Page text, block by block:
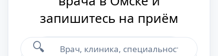
запишитесь на приём
🔍